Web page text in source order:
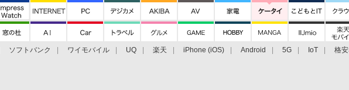
ソフトバンク ワイモバイル UQ 楽天 iPhone (iOS) Android 5G IoT
格